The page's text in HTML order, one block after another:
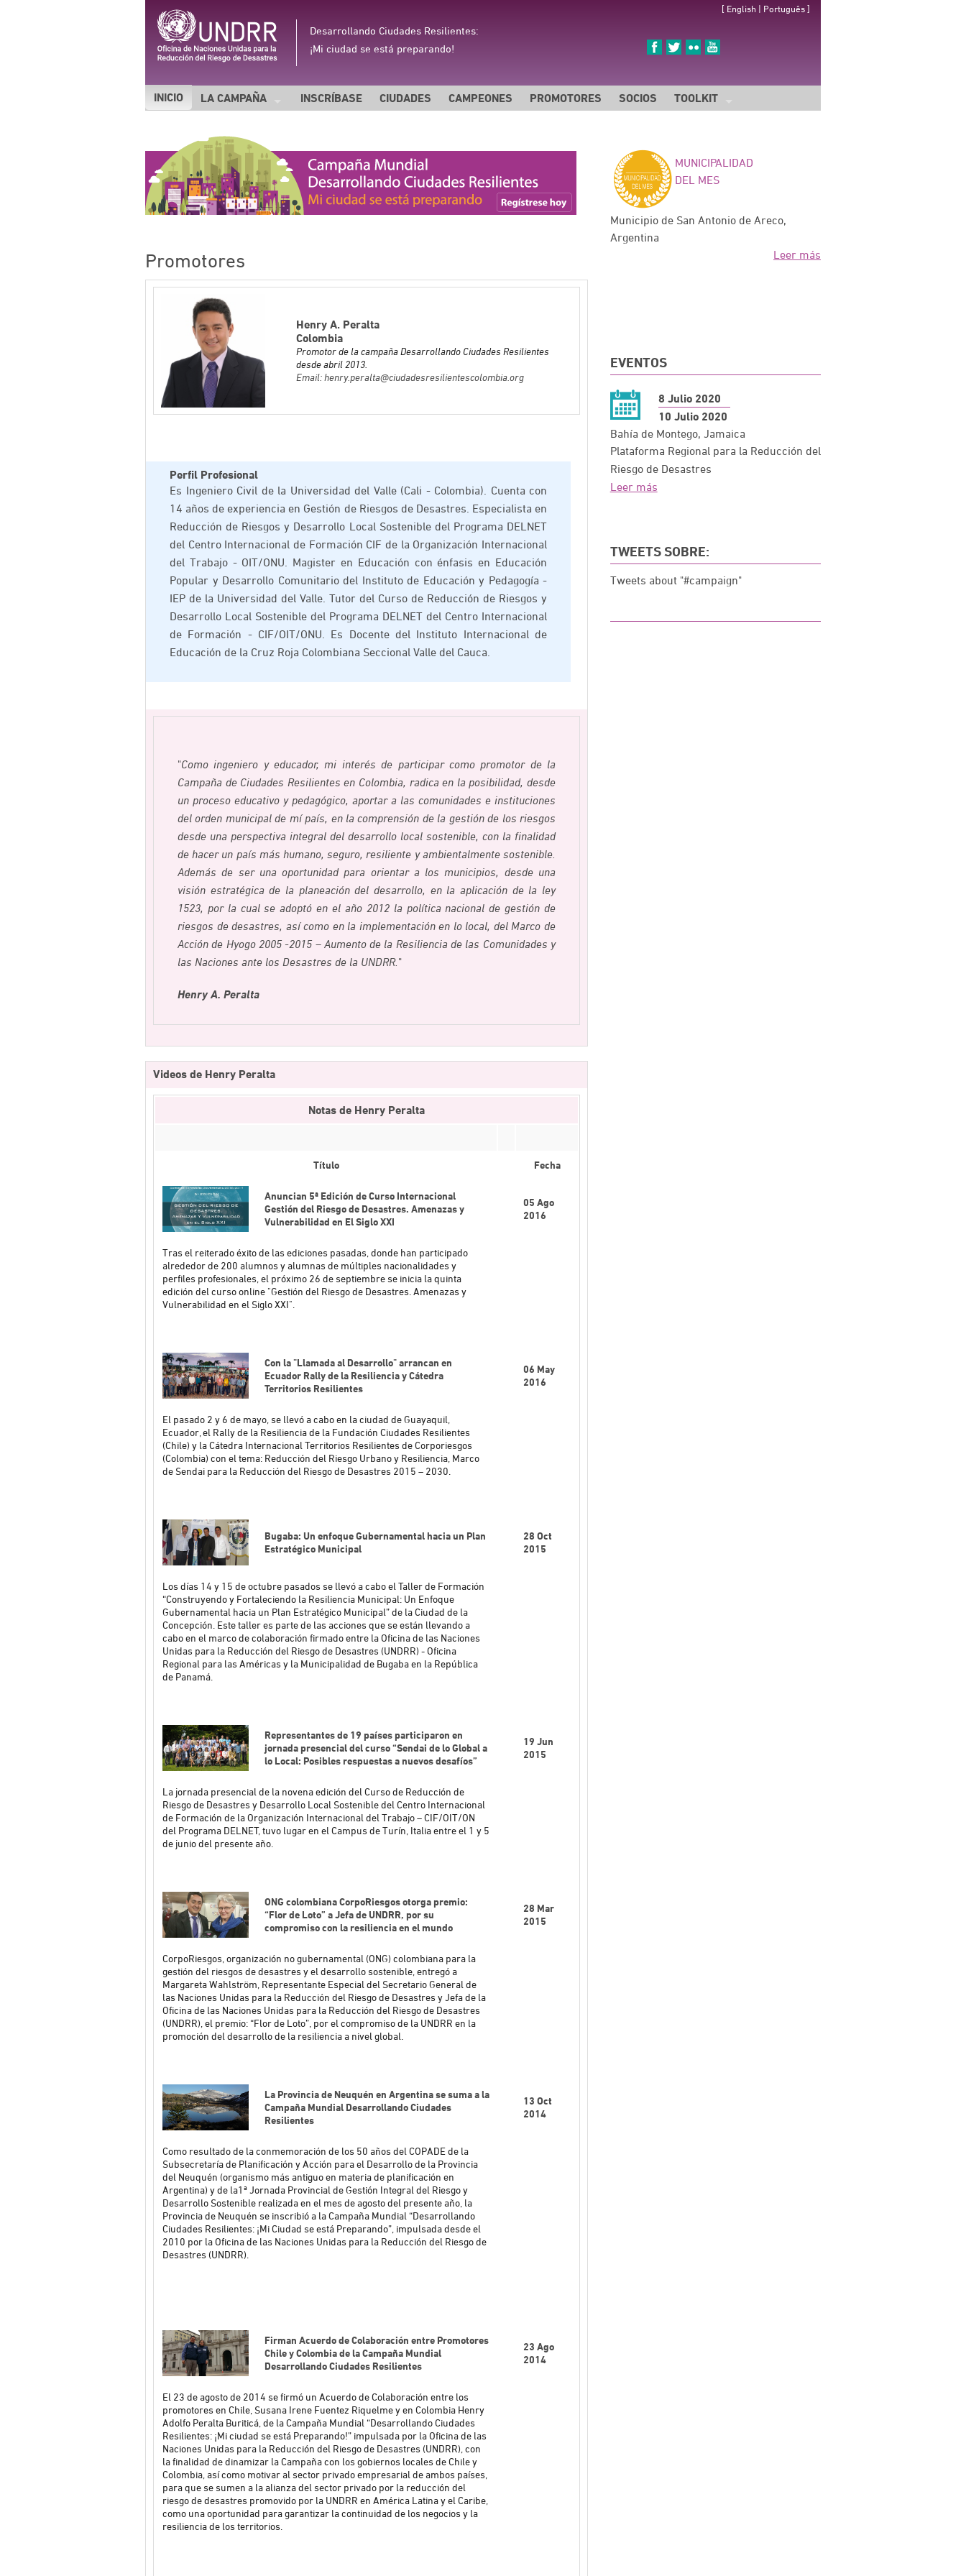
Desarrollando Ciudades Resilientes:
¡Mi ciudad se está preparando!
[ English | Português]
INICIO
LA CAMPAÑA
DIEZ ESENCIALES
INSCRÍBASE CIUDADES CAMPEONES PROMOTORES SOCIOS
TOOLKIT
SALA DE PRENSA
Promotores
Henry A. Peralta
Colombia
Promotor de la campaña Desarrollando Ciudades Resilientes
desde abril 2013.
Email: henry.peralta@ciudadesresilientescolombia.org
Perfil Profesional
Es Ingeniero Civil de la Universidad del Valle (Cali - Colombia). Cuenta con
14 años de experiencia en Gestión de Riesgos de Desastres. Especialista en
Reducción de Riesgos y Desarrollo Local Sostenible del Programa DELNET
del Centro Internacional de Formación CIF de la Organización Internacional
del Trabajo - OIT/ONU. Magister en Educación con énfasis en Educación
Popular y Desarrollo Comunitario del Instituto de Educación y Pedagogía -
IEP de la Universidad del Valle. Tutor del Curso de Reducción de Riesgos y
Desarrollo Local Sostenible del Programa DELNET del Centro Internacional
de Formación - CIF/OIT/ONU. Es Docente del Instituto Internacional de
Educación de la Cruz Roja Colombiana Seccional Valle del Cauca.
"Como ingeniero y educador, mi interés de participar como promotor de la
Campaña de Ciudades Resilientes en Colombia, radica en la posibilidad, desde
un proceso educativo y pedagógico, aportar a las comunidades e instituciones
del orden municipal de mí país, en la comprensión de la gestión de los riesgos
desde una perspectiva integral del desarrollo local sostenible, con la finalidad
de hacer un país más humano, seguro, resiliente y ambientalmente sostenible.
Además de ser una oportunidad para orientar a los municipios, desde una
visión estratégica de la planeación del desarrollo, en la aplicación de la ley
1523, por la cual se adoptó en el año 2012 la política nacional de gestión de
riesgos de desastres, así como en la implementación en lo local, del Marco de
Acción de Hyogo 2005 -2015 – Aumento de la Resiliencia de las Comunidades y
las Naciones ante los Desastres de la UNDRR. "
Henry A. Peralta
Videos de Henry Peralta
Notas de Henry Peralta
Título Fecha
Anuncian 5ª Edición de Curso Internacional
Gestión del Riesgo de Desastres. Amenazas y
Vulnerabilidad en El Siglo XXI
05 Ago
2016
Tras el reiterado éxito de las ediciones pasadas, donde han participado
alrededor de 200 alumnos y alumnas de múltiples nacionalidades y
perfiles profesionales, el próximo 26 de septiembre se inicia la quinta
edición del curso online "Gestión del Riesgo de Desastres. Amenazas y
Vulnerabilidad en el Siglo XXI".
Con la "Llamada al Desarrollo" arrancan en
Ecuador Rally de la Resiliencia y Cátedra
Territorios Resilientes
06 May
2016
El pasado 2 y 6 de mayo, se llevó a cabo en la ciudad de Guayaquil,
Ecuador, el Rally de la Resiliencia de la Fundación Ciudades Resilientes
(Chile) y la Cátedra Internacional Territorios Resilientes de Corporiesgos
(Colombia) con el tema: Reducción del Riesgo Urbano y Resiliencia, Marco
de Sendai para la Reducción del Riesgo de Desastres 2015 – 2030.
Bugaba: Un enfoque Gubernamental hacia un Plan
Estratégico Municipal
28 Oct
2015
Los días 14 y 15 de octubre pasados se llevó a cabo el Taller de Formación
“Construyendo y Fortaleciendo la Resiliencia Municipal: Un Enfoque
Gubernamental hacia un Plan Estratégico Municipal” de la Ciudad de la
Concepción. Este taller es parte de las acciones que se están llevando a
cabo en el marco de colaboración firmado entre la Oficina de las Naciones
Unidas para la Reducción del Riesgo de Desastres (UNDRR) - Oficina
Regional para las Américas y la Municipalidad de Bugaba en la República
de Panamá.
Representantes de 19 países participaron en
jornada presencial del curso “Sendai de lo Global a
lo Local: Posibles respuestas a nuevos desafíos”
19 Jun
2015
La jornada presencial de la novena edición del Curso de Reducción de
Riesgo de Desastres y Desarrollo Local Sostenible del Centro Internacional
de Formación de la Organización Internacional del Trabajo – CIF/OIT/ON
del Programa DELNET, tuvo lugar en el Campus de Turín, Italia entre el 1 y 5
de junio del presente año.
ONG colombiana CorpoRiesgos otorga premio:
“Flor de Loto” a Jefa de UNDRR, por su
compromiso con la resiliencia en el mundo
28 Mar
2015
CorpoRiesgos, organización no gubernamental (ONG) colombiana para la
gestión del riesgos de desastres y el desarrollo sostenible, entregó a
Margareta Wahlström, Representante Especial del Secretario General de
las Naciones Unidas para la Reducción del Riesgo de Desastres y Jefa de la
Oficina de las Naciones Unidas para la Reducción del Riesgo de Desastres
(UNDRR), el premio: “Flor de Loto”, por el compromiso de la UNDRR en la
promoción del desarrollo de la resiliencia a nivel global.
La Provincia de Neuquén en Argentina se suma a la
Campaña Mundial Desarrollando Ciudades
Resilientes
13 Oct
2014
Como resultado de la conmemoración de los 50 años del COPADE de la
Subsecretaría de Planificación y Acción para el Desarrollo de la Provincia
del Neuquén (organismo más antiguo en materia de planificación en
Argentina) y de la1ª Jornada Provincial de Gestión Integral del Riesgo y
Desarrollo Sostenible realizada en el mes de agosto del presente año, la
Provincia de Neuquén se inscribió a la Campaña Mundial “Desarrollando
Ciudades Resilientes: ¡Mi Ciudad se está Preparando”, impulsada desde el
2010 por la Oficina de las Naciones Unidas para la Reducción del Riesgo de
Desastres (UNDRR).
Firman Acuerdo de Colaboración entre Promotores
Chile y Colombia de la Campaña Mundial
Desarrollando Ciudades Resilientes
23 Ago
2014
El 23 de agosto de 2014 se firmó un Acuerdo de Colaboración entre los
promotores en Chile, Susana Irene Fuentez Riquelme y en Colombia Henry
Adolfo Peralta Buriticá, de la Campaña Mundial “Desarrollando Ciudades
Resilientes: ¡Mi ciudad se está Preparando!” impulsada por la Oficina de las
Naciones Unidas para la Reducción del Riesgo de Desastres (UNDRR), con
la finalidad de dinamizar la Campaña con los gobiernos locales de Chile y
Colombia, así como motivar al sector privado empresarial de ambos países,
para que se sumen a la alianza del sector privado por la reducción del
riesgo de desastres promovido por la UNDRR en América Latina y el Caribe,
como una oportunidad para garantizar la continuidad de los negocios y la
resiliencia de los territorios.
MUNICIPALIDAD
DEL MES
Municipio de San Antonio de Areco,
Argentina
Leer más
EVENTOS
8 Julio 2020
10 Julio 2020
Bahía de Montego, Jamaica
Plataforma Regional para la Reducción del
Riesgo de Desastres
Leer más
TWEETS SOBRE:
Tweets about "#campaign"